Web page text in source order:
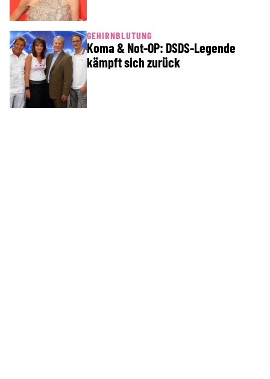
GEHIRNBLUTUNG
Koma & Not-OP: DSDS-Legende
kämpft sich zurück